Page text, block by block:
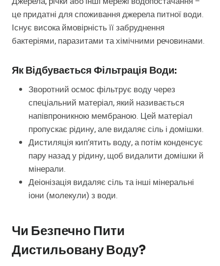
це придатні для споживання джерела питної води.
Існує висока ймовірність її забруднення
бактеріями, паразитами та хімічними речовинами.
Як Відбувається Фільтрація Води:
Зворотний осмос фільтрує воду через
спеціальний матеріал, який називається
напівпроникною мембраною. Цей матеріал
пропускає рідину, але видаляє сіль і домішки.
Дистиляція кип’ятить воду, а потім конденсує
пару назад у рідину, щоб видалити домішки й
мінерали.
Деіонізація видаляє сіль та інші мінеральні
іони (молекули) з води.
Чи Безпечно Пити
Дистильовану Воду?